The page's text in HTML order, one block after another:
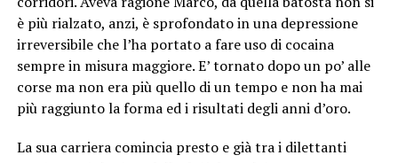
è più rialzato, anzi, è sprofondato in una depressione
irreversibile che l’ha portato a fare uso di cocaina
sempre in misura maggiore. E’ tornato dopo un po’ alle
corse ma non era più quello di un tempo e non ha mai
più raggiunto la forma ed i risultati degli anni d’oro.
La sua carriera comincia presto e già tra i dilettanti